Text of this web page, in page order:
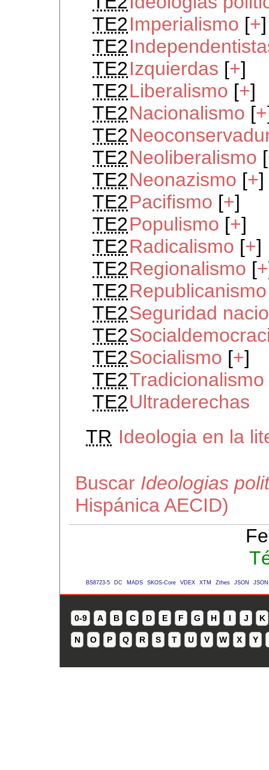
TE2Imperialismo [+]
TE2
TE2Izquierdas [+]
TE2Liberalismo [+]
TE2Nacionalismo [+
TE2
TE2Neoliberalismo [
TE2Neonazismo [+]
TE2Pacifismo [+]
TE2Populismo [+]
TE2Radicalismo [+]
TE2Regionalismo [+
TE2Republicanismo
TE2Seguridad
TE2
TE2Socialismo [+]
TE2Tradicionalismo
TE2Ultraderechas
TR Ideologia en la
Buscar Ideologias
Hispánica AECID)
BS8723-5 DC MADS SKOS-Core VDEX XTM Zthes JSON
0-9 A B C D E F G H I J K
N O P Q R S T U V W X Y